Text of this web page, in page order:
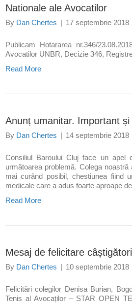
Nationale ale Avocatilor
By Dan Chertes | 17 septembrie 2018
Publicam Hotararea nr.346/
Avocatilor UNBR, Decizie 346,
Read More
Anunț umanitar. Important
By Dan Chertes | 14 septembrie 2018
Consiliul Baroului Cluj face un
următoarea problemă. Colega
mai curând posibil, chestiunea fiind
medicale care a adus foarte aproape
Read More
Mesaj de felicitare
By Dan Chertes | 10 septembrie 2018
Felicitări colegilor Denisa Burian,
Tenis al Avocaților – STAR OPEN